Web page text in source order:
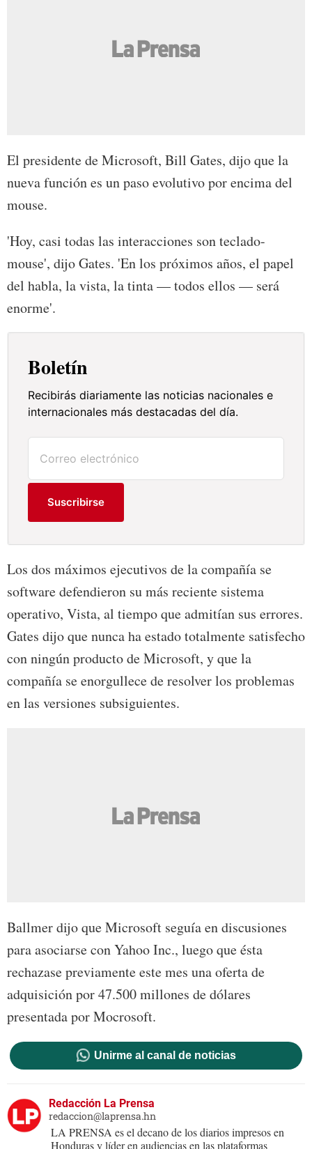
El presidente de Microsoft, Bill Gates, dijo que la
nueva función es un paso evolutivo por encima del
mouse.
'Hoy, casi todas las interacciones son teclado-
mouse', dijo Gates. 'En los próximos años, el papel
del habla, la vista, la tinta — todos ellos — será
enorme'.
Boletín
Recibirás diariamente las noticias nacionales e
internacionales más destacadas del día.
Suscribirse
Los dos máximos ejecutivos de la compañía se
software defendieron su más reciente sistema
operativo, Vista, al tiempo que admitían sus errores.
Gates dijo que nunca ha estado totalmente satisfecho
con ningún producto de Microsoft, y que la
compañía se enorgullece de resolver los problemas
en las versiones subsiguientes.
Ballmer dijo que Microsoft seguía en discusiones
para asociarse con Yahoo Inc., luego que ésta
rechazase previamente este mes una oferta de
adquisición por 47.500 millones de dólares
presentada por Mocrosoft.
Unirme al canal de noticias
Redacción La Prensa
redaccion@laprensa.hn
LA PRENSA es el decano de los diarios impresos en
Honduras y líder en audiencias en las plataformas